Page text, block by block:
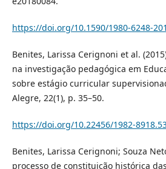
https://doi.org/10.1590/1980-6248-
Benites, Larissa Cerignoni et al.
na investigação pedagógica em
sobre estágio curricular
Alegre, 22(1), p. 35–50.
https://doi.org/10.22456/1982-
Benites, Larissa Cerignoni; Souza
processo de constituição histórica